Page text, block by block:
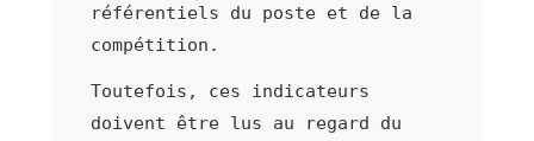
référentiels du poste et de la
compétition.
Toutefois, ces indicateurs
doivent être lus au regard du